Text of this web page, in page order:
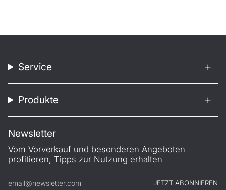
Service
Produkte
Newsletter
Vom Vorverkauf und besonderen Angeboten
profitieren, Tipps zur Nutzung erhalten
JETZT ABONNIEREN